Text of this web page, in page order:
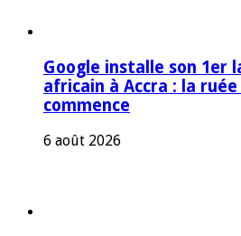
Google installe son 1er
africain à Accra : la
commence
6 août 2026